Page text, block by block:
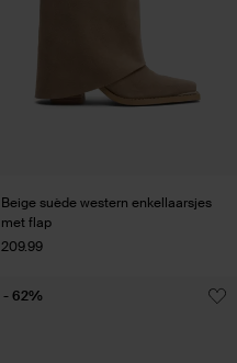
Beige suède western enkellaarsjes
met flap
209.99
- 62%